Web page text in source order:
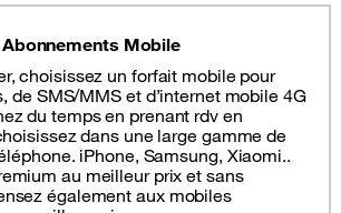
Abonnements Mobile
choisissez un forfait mobile pour
de SMS/MMS et d’internet mobile 4G
du temps en prenant rdv en
dans une large gamme de
iPhone, Samsung, Xiaomi..
au meilleur prix et sans
également aux mobiles